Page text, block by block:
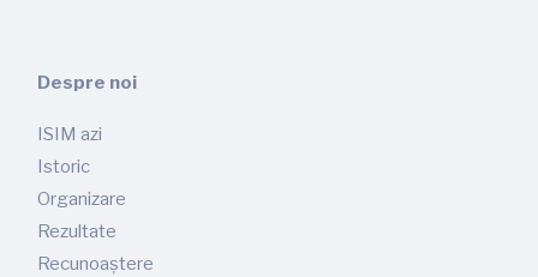
Despre noi
ISIM azi
Istoric
Organizare
Rezultate
Recunoaștere